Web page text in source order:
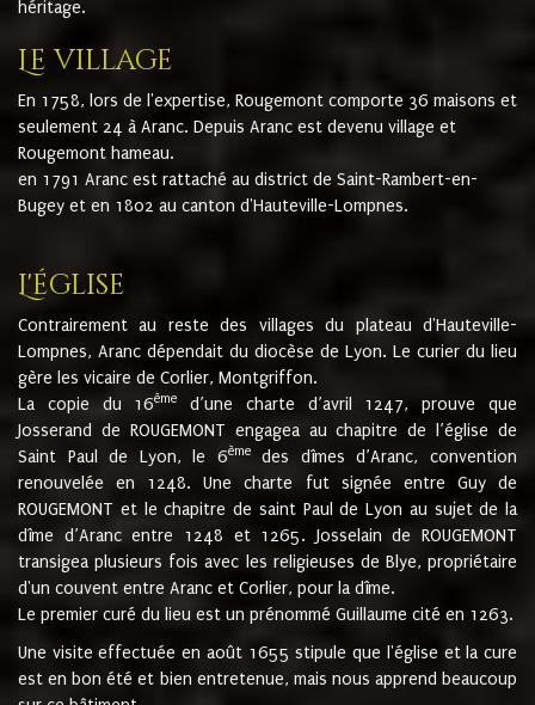
héritage.
Le village
En 1758, lors de l'expertise, Rougemont comporte 36 maisons et
seulement 24 à Aranc. Depuis Aranc est devenu village et
Rougemont hameau.
en 1791 Aranc est rattaché au district de Saint-Rambert-en-
Bugey et en 1802 au canton d'Hauteville-Lompnes.
L'église
Contrairement au reste des villages du plateau d'Hauteville-
Lompnes, Aranc dépendait du diocèse de Lyon. Le curier du lieu
gère les vicaire de Corlier, Montgriffon.
La copie du 16ème
d’une charte d’avril 1247, prouve que
Josserand de ROUGEMONT engagea au chapitre de l’église de
Saint Paul de Lyon, le 6èmedes dîmes d’Aranc, convention
renouvelée en 1248. Une charte fut signée entre Guy de
ROUGEMONT et le chapitre de saint Paul de Lyon au sujet de la
dîme d’Aranc entre 1248 et 1265. Josselain de ROUGEMONT
transigea plusieurs fois avec les religieuses de Blye, propriétaire
d'un couvent entre Aranc et Corlier, pour la dîme.
Le premier curé du lieu est un prénommé Guillaume cité en 1263.
Une visite effectuée en août 1655 stipule que l'église et la cure
est en bon été et bien entretenue, mais nous apprend beaucoup